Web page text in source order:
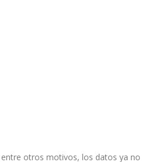
otros motivos, los datos ya no